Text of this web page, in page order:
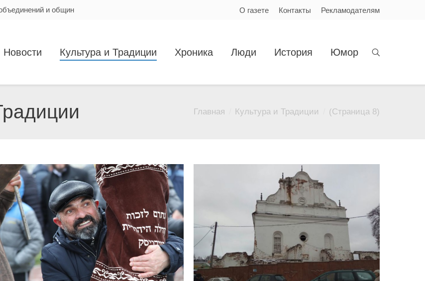
и общин О газете Контакты Рекламодателям
Новости Культура и Традиции Хроника Люди История Юмор
Главная Культура и Традиции (Страница 8)